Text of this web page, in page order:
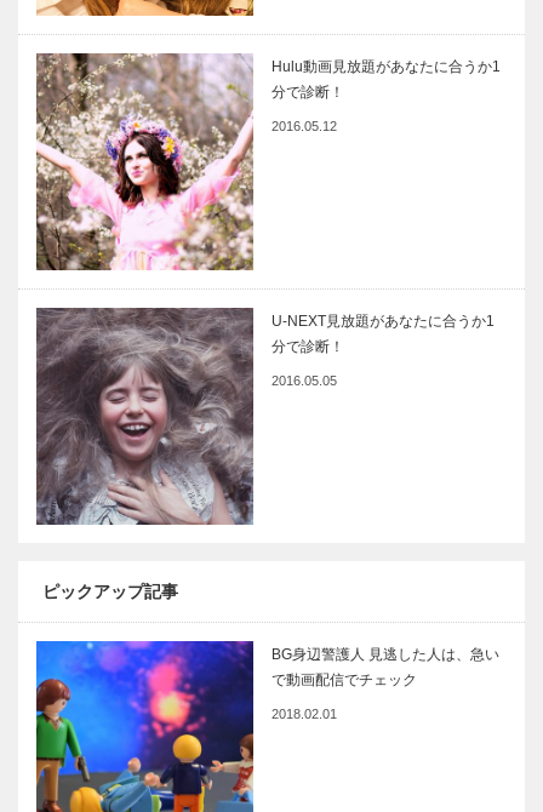
Hulu動画見放題があなたに合うか1
分で診断！
2016.05.12
U-NEXT見放題があなたに合うか1
分で診断！
2016.05.05
ピックアップ記事
BG身辺警護人 見逃した人は、急い
で動画配信でチェック
2018.02.01